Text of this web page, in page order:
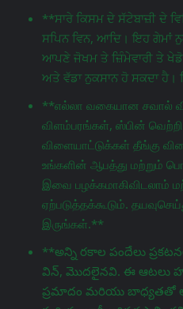
**ਸਾਰੇ ਕਿਸਮ ਦੇ ਸੱਟੇਬਾਜ਼ੀ ਦੇ
ਸਪਿਨ ਵਿਨ, ਆਦਿ। ਇਹ ਗੇਮਾਂ
ਆਪਣੇ ਜੋਖਮ ਤੇ ਜ਼ਿੰਮੇਵਾਰੀ ਤੇ
ਅਤੇ ਵੱਡਾ ਨੁਕਸਾਨ ਹੋ ਸਕਦਾ ਹੈ।
**எல்லா வகையான சவால்
விளம்பரங்கள், ஸ்பின்
விளையாட்டுக்கள் தீங்கு
உங்களின் ஆபத்து மற்றும்
இவை பழக்கமாகிவிடலாம்
ஏற்படுத்தக்கூடும்.
இருங்கள்.**
**అన్ని రకాల పందేలు
విన్, మొదలైనవి. ఈ ఆటలు
ప్రమాదం మరియు బాధ్యతతో